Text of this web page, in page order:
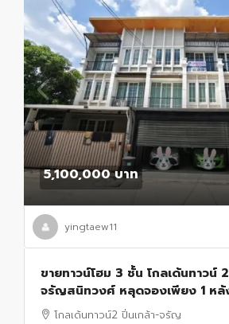
5,100,000 บาท
yingtaew11
ขายทาวน์โฮม 3 ชั้น โกลเด้นทาวน์
จรัญสนิทวงศ์ หลุดจองเพียง 1 หลั
โครงการ เข้า-ออกสะดวก ตกแต่ง
โกลเด้นทาวน์2 ปิ่นเกล้า-จรัญ